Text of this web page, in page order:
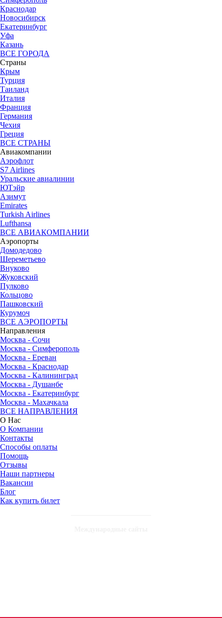
Краснодар
Новосибирск
Екатеринбург
Уфа
Казань
ВСЕ ГОРОДА
Страны
Крым
Турция
Таиланд
Италия
Франция
Германия
Чехия
Греция
ВСЕ СТРАНЫ
Авиакомпании
Аэрофлот
S7 Airlines
Уральские авиалинии
ЮТэйр
Азимут
Emirates
Turkish Airlines
Lufthansa
ВСЕ АВИАКОМПАНИИ
Аэропорты
Домодедово
Шереметьево
Внуково
Жуковский
Пулково
Кольцово
Пашковский
Курумоч
ВСЕ АЭРОПОРТЫ
Направления
Москва - Сочи
Москва - Симферополь
Москва - Ереван
Москва - Краснодар
Москва - Калининград
Москва - Душанбе
Москва - Екатеринбург
Москва - Махачкала
ВСЕ НАПРАВЛЕНИЯ
О Нас
О Компании
Контакты
Способы оплаты
Помощь
Отзывы
Наши партнеры
Вакансии
Блог
Как купить билет